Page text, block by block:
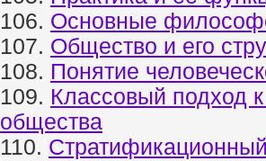
106. Основные
107. Общество и его
108. Понятие
109. Классовый подход
общества
110.